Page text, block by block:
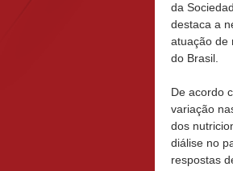
da
destaca a
atuação de
do Brasil.
De acordo
variação
dos
diálise no
respostas